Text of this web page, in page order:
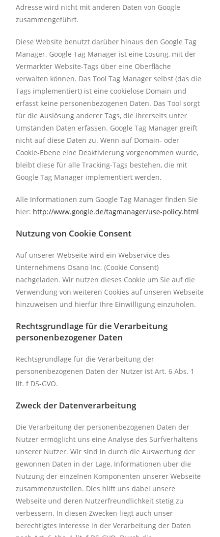
Adresse wird nicht mit anderen Daten von Google
zusammengeführt.
Diese Website benutzt darüber hinaus den Google Tag
Manager. Google Tag Manager ist eine Lösung, mit der
Vermarkter Website-Tags über eine Oberfläche
verwalten können. Das Tool Tag Manager selbst (das die
Tags implementiert) ist eine cookielose Domain und
erfasst keine personenbezogenen Daten. Das Tool sorgt
für die Auslösung anderer Tags, die ihrerseits unter
Umständen Daten erfassen. Google Tag Manager greift
nicht auf diese Daten zu. Wenn auf Domain- oder
Cookie-Ebene eine Deaktivierung vorgenommen wurde,
bleibt diese für alle Tracking-Tags bestehen, die mit
Google Tag Manager implementiert werden.
Alle Informationen zum Google Tag Manager finden Sie
hier: http://www.google.de/tagmanager/use-policy.html
Nutzung von Cookie Consent
Auf unserer Webseite wird ein Webservice des
Unternehmens Osano Inc. (Cookie Consent)
nachgeladen. Wir nutzen dieses Cookie um Sie auf die
Verwendung von weiteren Cookies auf unseren Webseite
hinzuweisen und hierfür Ihre Einwilligung einzuholen.
Rechtsgrundlage für die Verarbeitung
personenbezogener Daten
Rechtsgrundlage für die Verarbeitung der
personenbezogenen Daten der Nutzer ist Art. 6 Abs. 1
lit. f DS-GVO.
Zweck der Datenverarbeitung
Die Verarbeitung der personenbezogenen Daten der
Nutzer ermöglicht uns eine Analyse des Surfverhaltens
unserer Nutzer. Wir sind in durch die Auswertung der
gewonnen Daten in der Lage, Informationen über die
Nutzung der einzelnen Komponenten unserer Webseite
zusammenzustellen. Dies hilft uns dabei unsere
Webseite und deren Nutzerfreundlichkeit stetig zu
verbessern. In diesen Zwecken liegt auch unser
berechtigtes Interesse in der Verarbeitung der Daten